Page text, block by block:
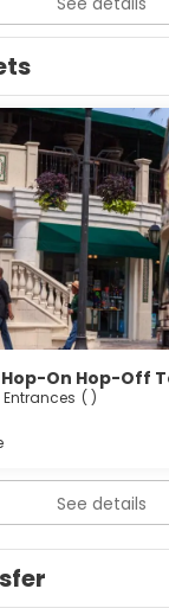
Hop-On Hop-Off
Entrances ( )
See details